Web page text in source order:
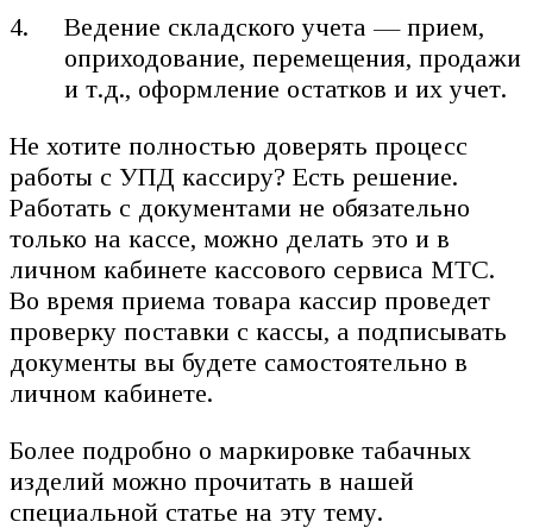
Ведение складского учета — прием,
оприходование, перемещения, продажи
и т.д., оформление остатков и их учет.
Не хотите полностью доверять процесс
работы с УПД кассиру? Есть решение.
Работать с документами не обязательно
только на кассе, можно делать это и в
личном кабинете кассового сервиса МТС.
Во время приема товара кассир проведет
проверку поставки с кассы, а подписывать
документы вы будете самостоятельно в
личном кабинете.
Более подробно о маркировке табачных
изделий можно прочитать в нашей
специальной статье на эту тему.